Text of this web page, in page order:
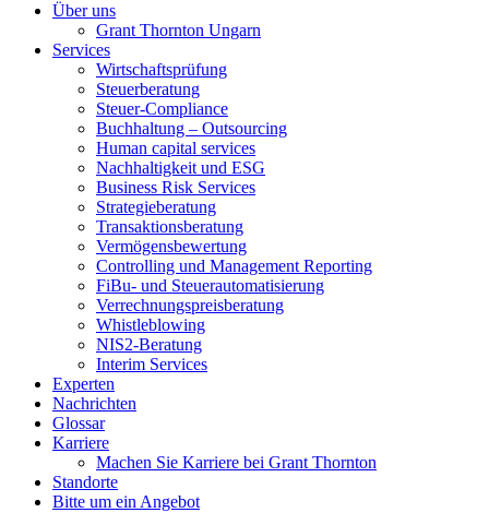
Über uns
Grant Thornton Ungarn
Services
Wirtschaftsprüfung
Steuerberatung
Steuer-Compliance
Buchhaltung – Outsourcing
Human capital services
Nachhaltigkeit und ESG
Business Risk Services
Strategieberatung
Transaktionsberatung
Vermögensbewertung
Controlling und Management Reporting
FiBu- und Steuerautomatisierung
Verrechnungspreisberatung
Whistleblowing
NIS2-Beratung
Interim Services
Experten
Nachrichten
Glossar
Karriere
Machen Sie Karriere bei Grant Thornton
Standorte
Bitte um ein Angebot